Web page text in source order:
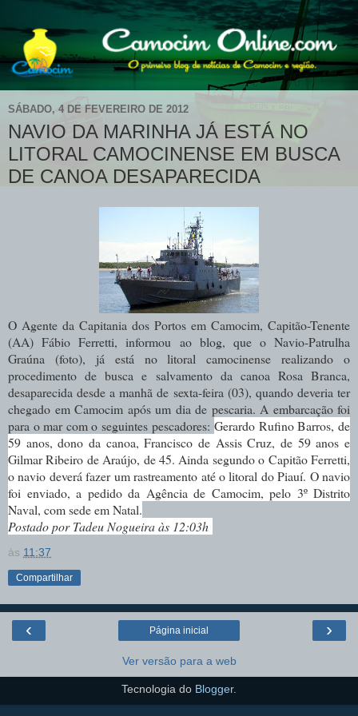
SÁBADO, 4 DE FEVEREIRO DE 2012
NAVIO DA MARINHA JÁ ESTÁ NO
LITORAL CAMOCINENSE EM BUSCA
DE CANOA DESAPARECIDA
O Agente da Capitania dos Portos em Camocim, Capitão-Tenente
(AA) Fábio Ferretti, informou ao blog, que o Navio-Patrulha
Graúna (foto), já está no litoral camocinense realizando o
procedimento de busca e salvamento da canoa Rosa Branca,
desaparecida desde a manhã de sexta-feira (03), quando deveria ter
chegado em Camocim após um dia de pescaria. A embarcação foi
para o mar com o seguintes pescadores:Gerardo Rufino Barros, de
59 anos, dono da canoa, Francisco de Assis Cruz, de 59 anos e
Gilmar Ribeiro de Araújo, de 45. Ainda segundo o Capitão Ferretti,
o navio deverá fazer um rastreamento até o litoral do Piauí. O navio
foi enviado, a pedido da Agência de Camocim, pelo 3º Distrito
Naval, com sede em Natal.
Postado por Tadeu Nogueira às 12:03h
às 11:37
Compartilhar
‹ ›
Página inicial
Ver versão para a web
Tecnologia do Blogger.